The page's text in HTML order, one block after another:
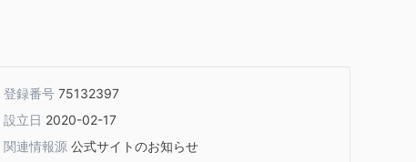
登録番号 75132397
設立日 2020-02-17
関連情報源 公式サイトのお知らせ